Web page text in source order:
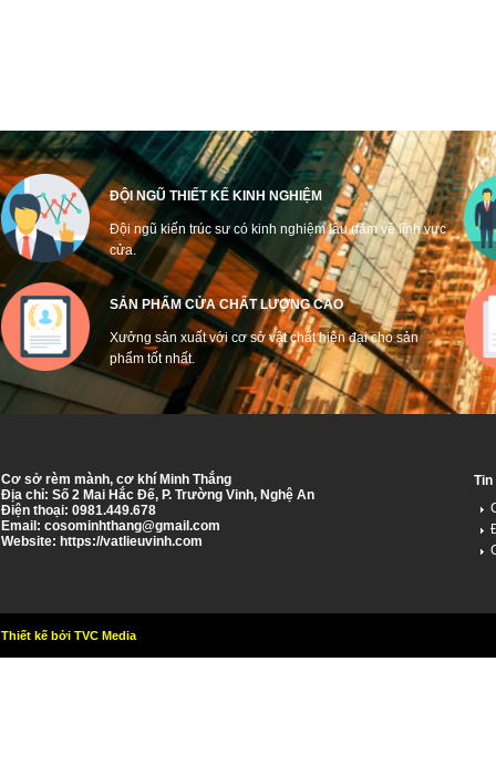
ĐỘI NGŨ THIẾT KẾ KINH NGHIỆM
Đội ngũ kiến trúc sư có kinh nghiệm lâu năm về lĩnh vực
cửa.
SẢN PHẨM CỬA CHẤT LƯỢNG CAO
Xưởng sản xuất với cơ sở vật chất hiện đại cho sản
phẩm tốt nhất.
Cơ sở rèm mành, cơ khí Minh Thắng
Địa chỉ: Số 2 Mai Hắc Đế, P. Trường Vinh, Nghệ An
Điện thoại: 0981.449.678
Email: cosominhthang@gmail.com
Website: https://vatlieuvinh.com
Thiết kế bởi TVC Media